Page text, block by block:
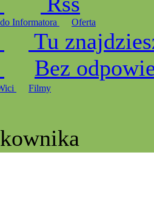
Informatora Oferta
Tu
Bez
Filmy